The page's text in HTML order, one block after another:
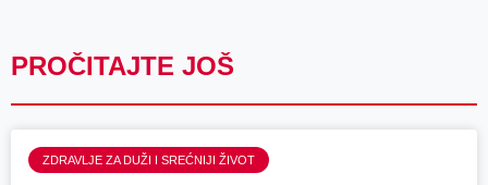
PROČITAJTE JOŠ
ZDRAVLJE ZA DUŽI I SREĆNIJI ŽIVOT